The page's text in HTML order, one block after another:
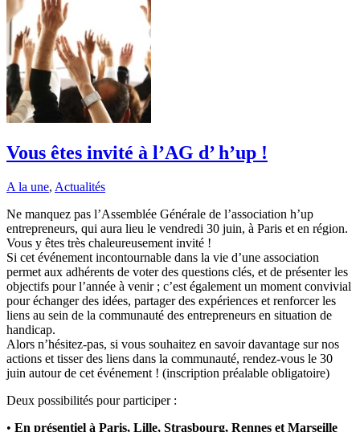
Vous êtes invité à l’AG d’ h’up !
A la une, Actualités
Ne manquez pas l’Assemblée Générale de l’association h’up
entrepreneurs, qui aura lieu le vendredi 30 juin, à Paris et en région.
Vous y êtes très chaleureusement invité !
Si cet événement incontournable dans la vie d’une association
permet aux adhérents de voter des questions clés, et de présenter les
objectifs pour l’année à venir ; c’est également un moment convivial
pour échanger des idées, partager des expériences et renforcer les
liens au sein de la communauté des entrepreneurs en situation de
handicap.
Alors n’hésitez-pas, si vous souhaitez en savoir davantage sur nos
actions et tisser des liens dans la communauté, rendez-vous le 30
juin autour de cet événement ! (inscription préalable obligatoire)
Deux possibilités pour participer :
• En présentiel à Paris, Lille, Strasbourg, Rennes et Marseille